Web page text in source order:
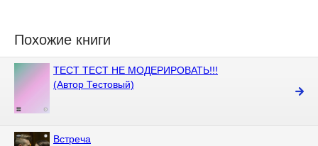
Похожие книги
ТЕСТ ТЕСТ НЕ МОДЕРИРОВАТЬ!!!
(Автор Тестовый)
Встреча